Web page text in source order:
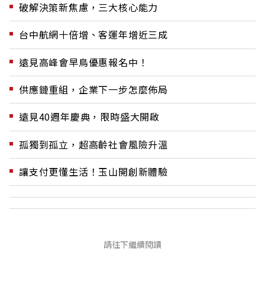
破解決策新焦慮，三大核心能力
台中航網十倍增、客運年增近三成
遠見高峰會早鳥優惠報名中！
供應鏈重組，企業下一步怎麼佈局
遠見40週年慶典，限時盛大開啟
孤獨到孤立，超高齡社會風險升溫
讓支付更懂生活！玉山開創新體驗
請往下繼續閱讀